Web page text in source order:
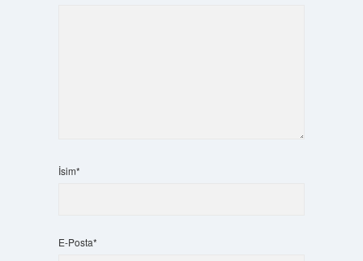
İsim*
E-Posta*